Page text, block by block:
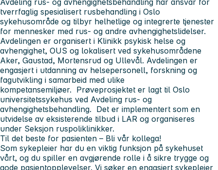
Avdeling rus- og avhengighetsbehandling har ansvar for
tverrfaglig spesialisert rusbehandling i Oslo
sykehusområde og tilbyr helhetlige og integrerte tjenester
for mennesker med rus- og andre avhengighetslidelser.
Avdelingen er organisert i Klinikk psykisk helse og
avhengighet, OUS og lokalisert ved sykehusområdene
Aker, Gaustad, Mortensrud og Ullevål. Avdelingen er
engasjert i utdanning av helsepersonell, forskning og
fagutvikling i samarbeid med ulike
kompetansemiljøer. Prøveprosjektet er lagt til Oslo
universitetssykehus ved Avdeling rus- og
avhengighetsbehandling. Det er implementert som en
utvidelse av eksisterende tilbud i LAR og organiseres
under Seksjon ruspoliklinikker.
Til det beste for pasienten – Bli vår kollega!
Som sykepleier har du en viktig funksjon på sykehuset
vårt, og du spiller en avgjørende rolle i å sikre trygge og
gode pasientopplevelser. Vi søker en engasjert sykepleier